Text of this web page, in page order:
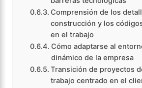
Comprensión de los
construcción y los
en el trabajo
Cómo adaptarse al
dinámico de la empresa
Transición de proyectos
trabajo centrado en el